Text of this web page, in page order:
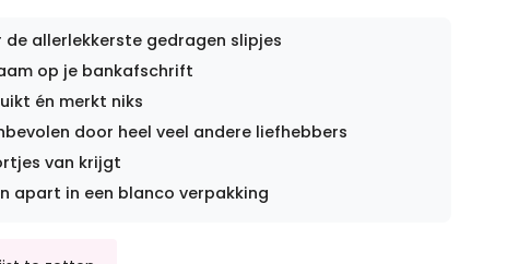
de allerlekkerste gedragen slipjes
op je bankafschrift
én merkt niks
door heel veel andere liefhebbers
van krijgt
apart in een blanco verpakking